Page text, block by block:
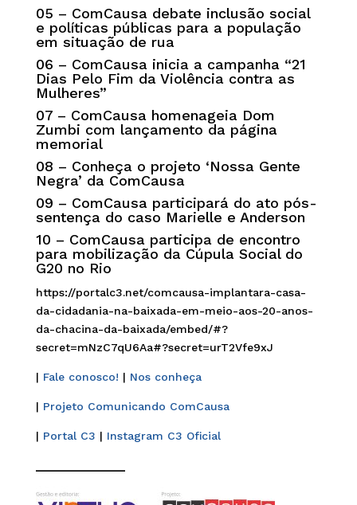
05 – ComCausa debate inclusão social
e políticas públicas para a população
em situação de rua
06 – ComCausa inicia a campanha “21
Dias Pelo Fim da Violência contra as
Mulheres”
07 – ComCausa homenageia Dom
Zumbi com lançamento da página
memorial
08 – Conheça o projeto ‘Nossa Gente
Negra’ da ComCausa
09 – ComCausa participará do ato pós-
sentença do caso Marielle e Anderson
10 – ComCausa participa de encontro
para mobilização da Cúpula Social do
G20 no Rio
https://portalc3.net/comcausa-implantara-casa-
da-cidadania-na-baixada-em-meio-aos-20-anos-
da-chacina-da-baixada/embed/#?
secret=mNzC7qU6Aa#?secret=urT2Vfe9xJ
| Fale conosco! | Nos conheça
| Projeto Comunicando ComCausa
| Portal C3 | Instagram C3 Oficial